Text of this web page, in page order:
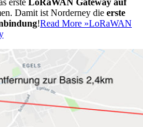
Damit ist Norderney die erste
!Read More »LoRaWAN